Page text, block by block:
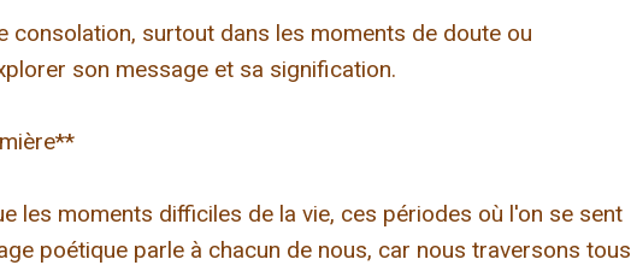
consolation, surtout dans les moments de doute ou
son message et sa signification.
les moments difficiles de la vie, ces périodes où l'on se sent
poétique parle à chacun de nous, car nous traversons tous